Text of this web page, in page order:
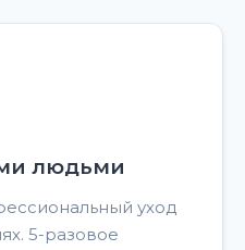
людьми
уход
5-разовое